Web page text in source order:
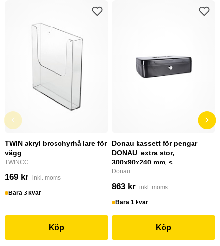
TWIN akryl broschyrhållare för
vägg
TWINCO
169 kr inkl. moms
Bara 3 kvar
Köp
Donau kassett för pengar
DONAU, extra stor,
300x90x240 mm, s...
Donau
863 kr inkl. moms
Bara 1 kvar
Köp